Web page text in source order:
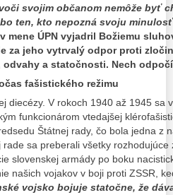
svojim občanom nemôže byť
ten, kto nepozná svoju
mene ÚPN vyjadril Božiemu
za jeho vytrvalý odpor proti
odvahy a statočnosti. Nech
fašistického režimu
diecézy. V rokoch 1940 až 1945 sa
funkcionárom vtedajšej
Štátnej rady, čo bola jedna z
sa preberali všetky
slovenskej armády po boku
našich vojakov v boji proti ZSSR,
vojsko bojuje statočne, že